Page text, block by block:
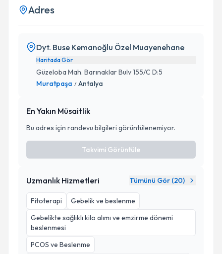
Adres
Dyt. Buse Kemanoğlu Özel Muayenehane
Haritada Gör
Güzeloba Mah. Barınaklar Bulv 155/C D:5
Muratpaşa / Antalya
En Yakın Müsaitlik
Bu adres için randevu bilgileri görüntülenemiyor.
Takvimi Görüntüle
Uzmanlık Hizmetleri Tümünü Gör (20)
Fitoterapi
Gebelik ve beslenme
Gebelikte sağlıklı kilo alımı ve emzirme dönemi
beslenmesi
PCOS ve Beslenme